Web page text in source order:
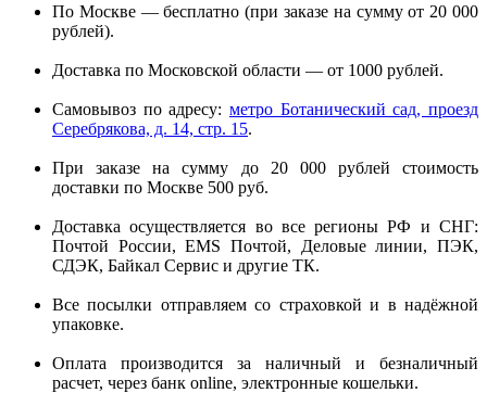
По Москве — бесплатно (при заказе на сумму от 20 000
рублей).
Доставка по Московской области — от 1000 рублей.
Самовывоз по адресу: метро Ботанический сад, проезд
Серебрякова, д. 14, стр. 15.
При заказе на сумму до 20 000 рублей стоимость
доставки по Москве 500 руб.
Доставка осуществляется во все регионы РФ и СНГ:
Почтой России, EMS Почтой, Деловые линии, ПЭК,
СДЭК, Байкал Сервис и другие ТК.
Все посылки отправляем со страховкой и в надёжной
упаковке.
Оплата производится за наличный и безналичный
расчет, через банк online, электронные кошельки.